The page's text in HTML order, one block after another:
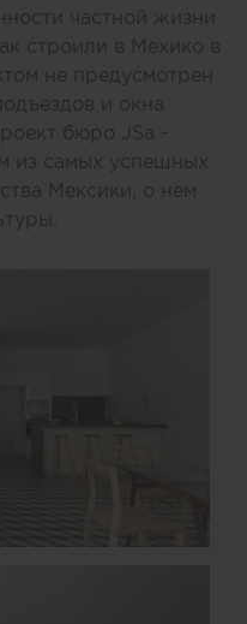
частной жизни
строили в Мехико в
не предусмотрен
и окна
бюро JSa -
из самых успешных
Мексики, о нем